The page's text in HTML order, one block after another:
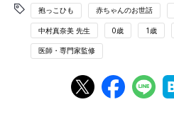
抱っこひも 赤ちゃんのお世話
中村真奈美 先生 0歳 1歳
医師・専門家監修